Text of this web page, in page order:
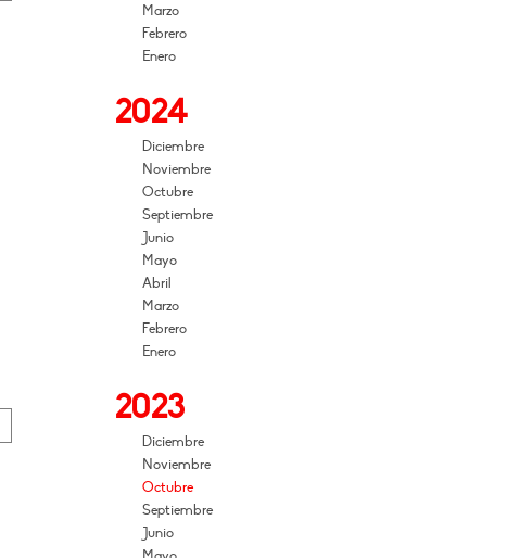
Marzo
Febrero
Enero
2024
Diciembre
Noviembre
Octubre
Septiembre
Junio
Mayo
Abril
Marzo
Febrero
Enero
2023
Diciembre
Noviembre
Octubre
Septiembre
Junio